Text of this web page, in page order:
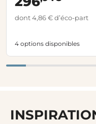
dont 4,86 € d’éco-part
4 options disponibles